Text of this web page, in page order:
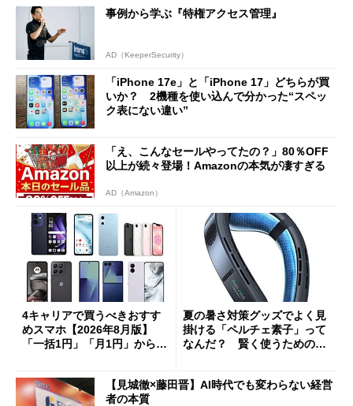
事例から学ぶ『特権アクセス管理』
AD（KeeperSecurity）
「iPhone 17e」と「iPhone 17」どちらが買
いか？ 2機種を使い込んで分かった“スペッ
ク表にない違い”
「え、こんなセールやってたの？」80％OFF
以上が続々登場！Amazonの本気が凄すぎる
AD（Amazon）
4キャリアで買うべきおすす
めスマホ【2026年8月版】
「一括1円」「月1円」からお
夏の暑さ対策グッズでよく見
掛ける「ペルチェ素子」って
なんだ？ 賢く使うための注
【見城徹×藤田晋】AI時代でも変わらない経営
者の本質